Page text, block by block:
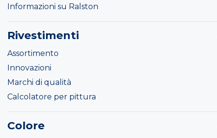
Informazioni su Ralston
Rivestimenti
Assortimento
Innovazioni
Marchi di qualità
Calcolatore per pittura
Colore